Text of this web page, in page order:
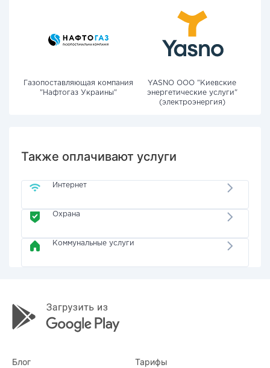
Газопоставляющая компания
"Нафтогаз Украины"
YASNO OOO "Киевские
энергетические услуги"
(электроэнергия)
Также оплачивают услуги
Интернет
Охрана
Коммунальные услуги
Блог Тарифы